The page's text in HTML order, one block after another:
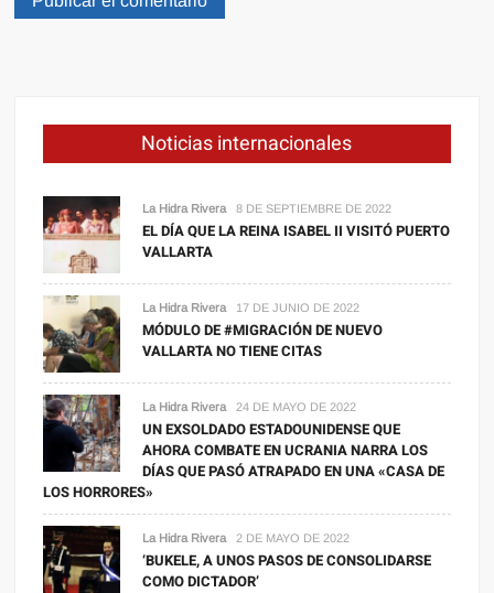
Noticias internacionales
La Hidra Rivera 8 DE SEPTIEMBRE DE 2022
EL DÍA QUE LA REINA ISABEL II VISITÓ PUERTO
VALLARTA
La Hidra Rivera 17 DE JUNIO DE 2022
MÓDULO DE #MIGRACIÓN DE NUEVO
VALLARTA NO TIENE CITAS
La Hidra Rivera 24 DE MAYO DE 2022
UN EXSOLDADO ESTADOUNIDENSE QUE
AHORA COMBATE EN UCRANIA NARRA LOS
DÍAS QUE PASÓ ATRAPADO EN UNA «CASA DE
LOS HORRORES»
La Hidra Rivera 2 DE MAYO DE 2022
‘BUKELE, A UNOS PASOS DE CONSOLIDARSE
COMO DICTADOR’